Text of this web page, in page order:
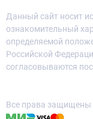
Данный сайт носит
ознакомительный
определяемой
Российской
согласовываются
Все права